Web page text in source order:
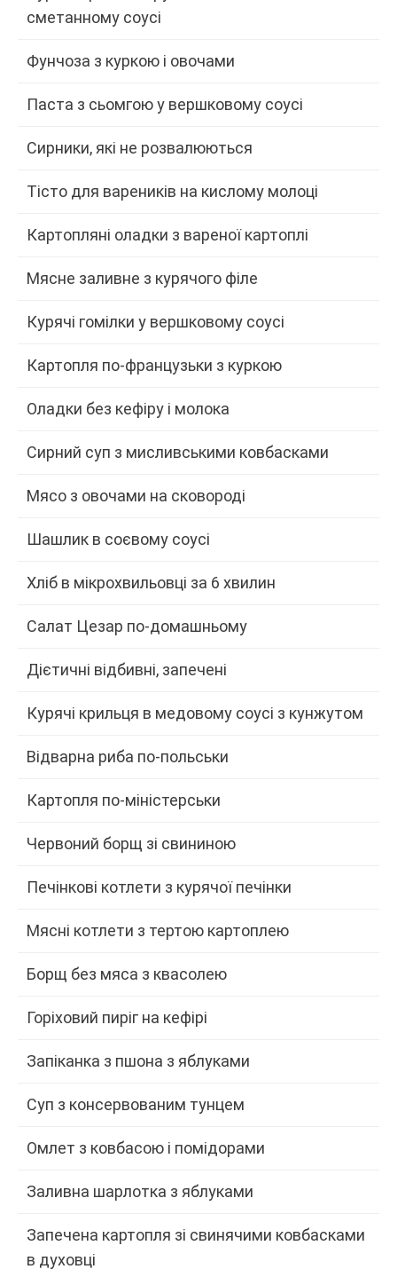
сметанному соусі
Фунчоза з куркою і овочами
Паста з сьомгою у вершковому соусі
Сирники, які не розвалюються
Тісто для вареників на кислому молоці
Картопляні оладки з вареної картоплі
Мясне заливне з курячого філе
Курячі гомілки у вершковому соусі
Картопля по-французьки з куркою
Оладки без кефіру і молока
Сирний суп з мисливськими ковбасками
Мясо з овочами на сковороді
Шашлик в соєвому соусі
Хліб в мікрохвильовці за 6 хвилин
Салат Цезар по-домашньому
Дієтичні відбивні, запечені
Курячі крильця в медовому соусі з кунжутом
Відварна риба по-польськи
Картопля по-міністерськи
Червоний борщ зі свининою
Печінкові котлети з курячої печінки
Мясні котлети з тертою картоплею
Борщ без мяса з квасолею
Горіховий пиріг на кефірі
Запіканка з пшона з яблуками
Суп з консервованим тунцем
Омлет з ковбасою і помідорами
Заливна шарлотка з яблуками
Запечена картопля зі свинячими ковбасками
в духовці